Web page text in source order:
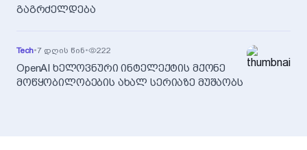
გაგრძელდება
Tech•7 დღის წინ• 222
OpenAI ხელოვნური ინტელექტის მქონე
მოწყობილობების ახალ სერიაზე მუშაობს